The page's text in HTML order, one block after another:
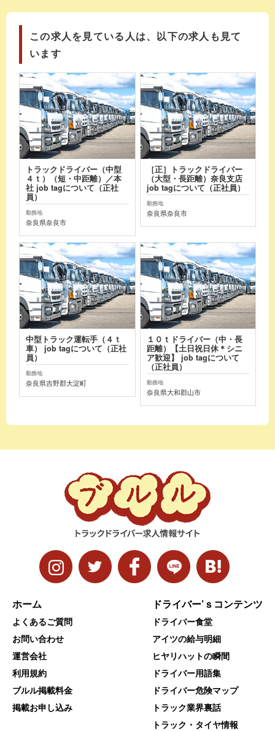
この求人を見ている人は、以下の求人も見て
います
トラックドライバー（中型
４ｔ）（短・中距離）／本
社 job tagについて（正社
員）
勤務地
奈良県奈良市
［正］トラックドライバー
（大型・長距離）奈良支店
job tagについて（正社員）
勤務地
奈良県奈良市
中型トラック運転手（４ｔ
車） job tagについて（正社
員）
勤務地
奈良県吉野郡大淀町
１０ｔドライバー（中・長
距離）【土日祝日休＊シニ
ア歓迎】 job tagについて
（正社員）
勤務地
奈良県大和郡山市
ホーム
よくあるご質問
お問い合わせ
運営会社
利用規約
ブルル掲載料金
掲載お申し込み
ドライバー’ｓコンテンツ
ドライバー食堂
アイツの給与明細
ヒヤリハットの瞬間
ドライバー用語集
ドライバー危険マップ
トラック業界裏話
トラック・タイヤ情報